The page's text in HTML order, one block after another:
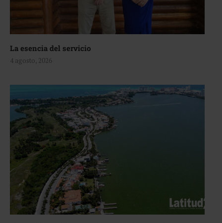
La esencia del servicio
4 agosto, 2026